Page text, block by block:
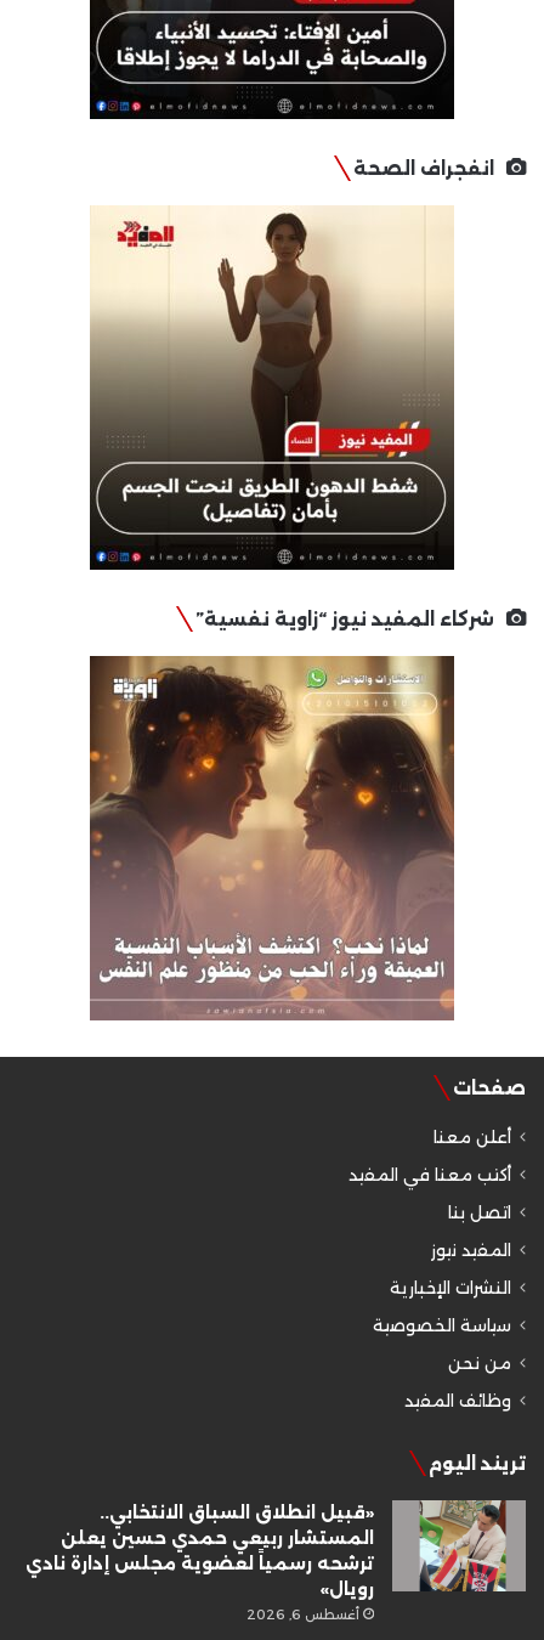
انفجراف الصحة
شركاء المفيد نيوز “زاوية نفسية”
صفحات
أعلن معنا
أكتب معنا في المفيد
اتصل بنا
المفيد نيوز
النشرات الإخبارية
سياسة الخصوصية
من نحن
وظائف المفيد
تريند اليوم
«قبيل انطلاق السباق الانتخابي..
المستشار ربيعي حمدي حسين يعلن
ترشحه رسمياً لعضوية مجلس إدارة نادي
رويال»
أغسطس 6, 2026